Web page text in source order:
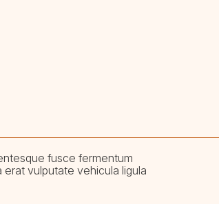
fusce fermentum
erat vulputate vehicula ligula